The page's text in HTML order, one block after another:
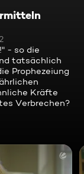
- so die
tatsächlich
Prophezeiung
Kräfte
Verbrechen?